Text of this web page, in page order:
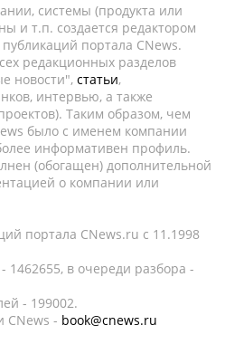
системы (продукта или
и т.п. создается редактором
портала CNews.
редакционных разделов
новости", статьи,
интервью, а также
Таким образом, чем
было с именем компании
информативен профиль.
(обогащен) дополнительной
о компании или
портала CNews.ru c 11.1998
в очереди разбора -
- 199002.
CNews - book@cnews.ru